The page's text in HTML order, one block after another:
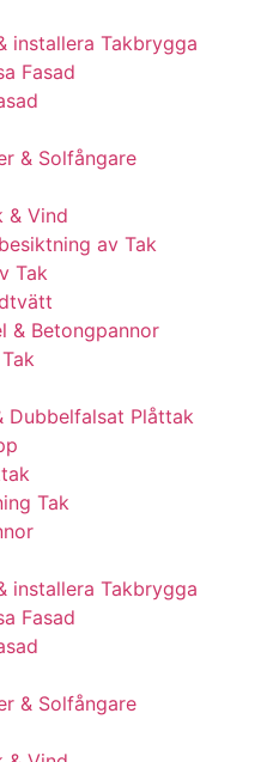
installera Takbrygga
Fasad
& Solfångare
& Vind
av Tak
Tak
& Betongpannor
Dubbelfalsat Plåttak
Tak
installera Takbrygga
Fasad
& Solfångare